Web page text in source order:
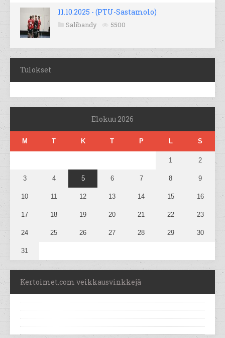
11.10.2025 - (PTU-Sastamolo)
Salibandy 5500
Tulokset
Elokuu 2026
M T K T P L S
1 2
3 4 5 6 7 8 9
10 11 12 13 14 15 16
17 18 19 20 21 22 23
24 25 26 27 28 29 30
31
Kertoimet.com veikkausvinkkejä